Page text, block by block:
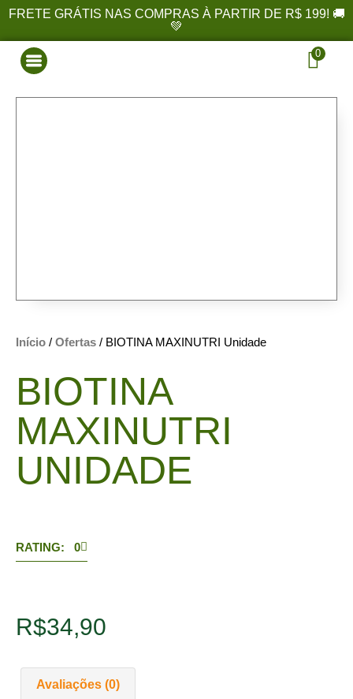
FRETE GRÁTIS NAS COMPRAS À PARTIR DE R$ 199! 🚚
💚
0
Início / Ofertas / BIOTINA MAXINUTRI Unidade
BIOTINA
MAXINUTRI
UNIDADE
RATING: 0
R$34,90
Avaliações (0)